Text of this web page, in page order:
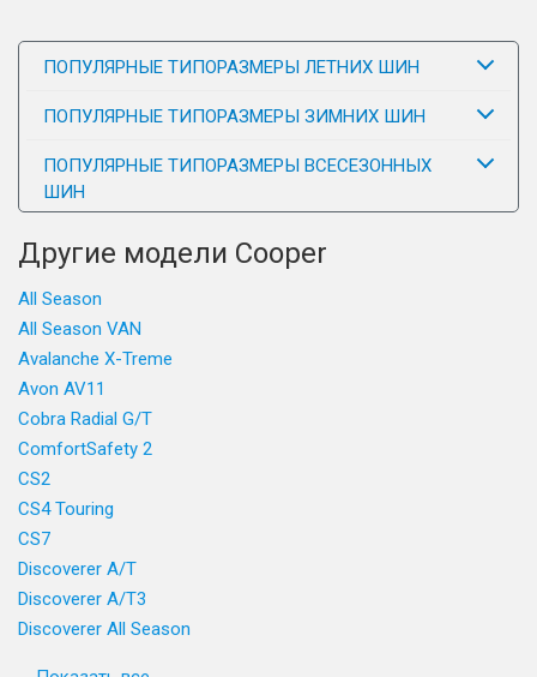
ПОПУЛЯРНЫЕ ТИПОРАЗМЕРЫ ЛЕТНИХ ШИН
ПОПУЛЯРНЫЕ ТИПОРАЗМЕРЫ ЗИМНИХ ШИН
ПОПУЛЯРНЫЕ ТИПОРАЗМЕРЫ ВСЕСЕЗОННЫХ
ШИН
Другие модели Cooper
All Season
All Season VAN
Avalanche X-Treme
Avon AV11
Cobra Radial G/T
ComfortSafety 2
CS2
CS4 Touring
CS7
Discoverer A/T
Discoverer A/T3
Discoverer All Season